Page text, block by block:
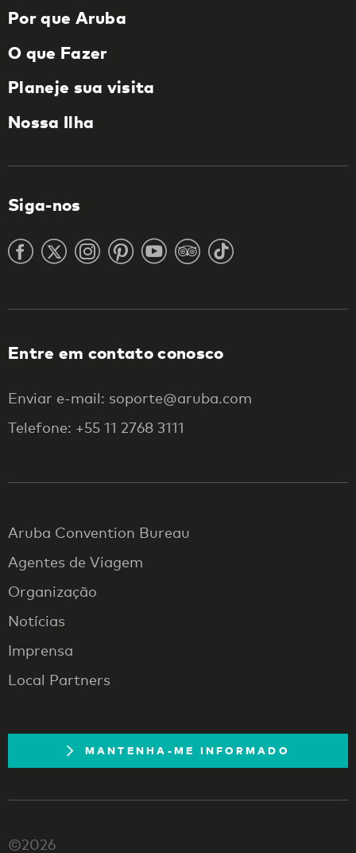
Por que Aruba
O que Fazer
Planeje sua visita
Nossa Ilha
Siga-nos
Entre em contato conosco
Enviar e-mail: soporte@aruba.com
Telefone: +55 11 2768 3111
Aruba Convention Bureau
Agentes de Viagem
Organização
Notícias
Imprensa
Local Partners
MANTENHA-ME INFORMADO
©2026